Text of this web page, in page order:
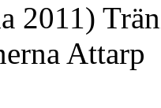
2011)
Attarp